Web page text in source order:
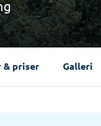
& priser Galleri